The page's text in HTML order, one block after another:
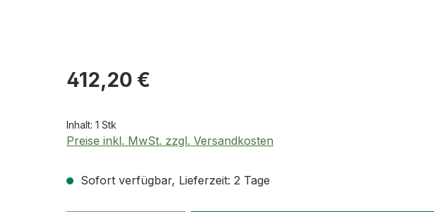
Regulärer Preis:
412,20 €
Inhalt: 1 Stk
Preise inkl. MwSt. zzgl. Versandkosten
Sofort verfügbar, Lieferzeit: 2 Tage